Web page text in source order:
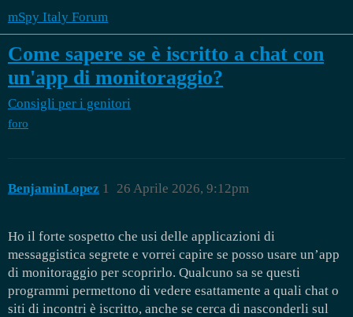
mSpy Italy Forum
Come sapere se è iscritto a chat con
un'app di monitoraggio?
Consigli per i genitori
foro
BenjaminLopez 26 Aprile 2026, 9:12pm
1
Ho il forte sospetto che usi delle applicazioni di
messaggistica segrete e vorrei capire se posso usare un’app
di monitoraggio per scoprirlo. Qualcuno sa se questi
programmi permettono di vedere esattamente a quali chat o
siti di incontri è iscritto, anche se cerca di nasconderli sul